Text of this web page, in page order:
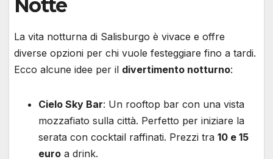
Notte
La vita notturna di Salisburgo è vivace e offre
diverse opzioni per chi vuole festeggiare fino a tardi.
Ecco alcune idee per il divertimento notturno:
Cielo Sky Bar: Un rooftop bar con una vista
mozzafiato sulla città. Perfetto per iniziare la
serata con cocktail raffinati. Prezzi tra 10 e 15
euro a drink.